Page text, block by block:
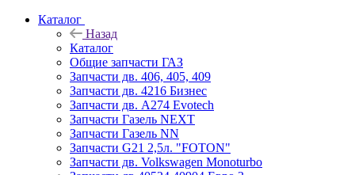
Каталог
Назад
Каталог
Общие запчасти ГАЗ
Запчасти дв. 406, 405, 409
Запчасти дв. 4216 Бизнес
Запчасти дв. A274 Evotech
Запчасти Газель NEXT
Запчасти Газель NN
Запчасти G21 2,5л. "FOTON"
Запчасти дв. Volkswagen Monoturbo